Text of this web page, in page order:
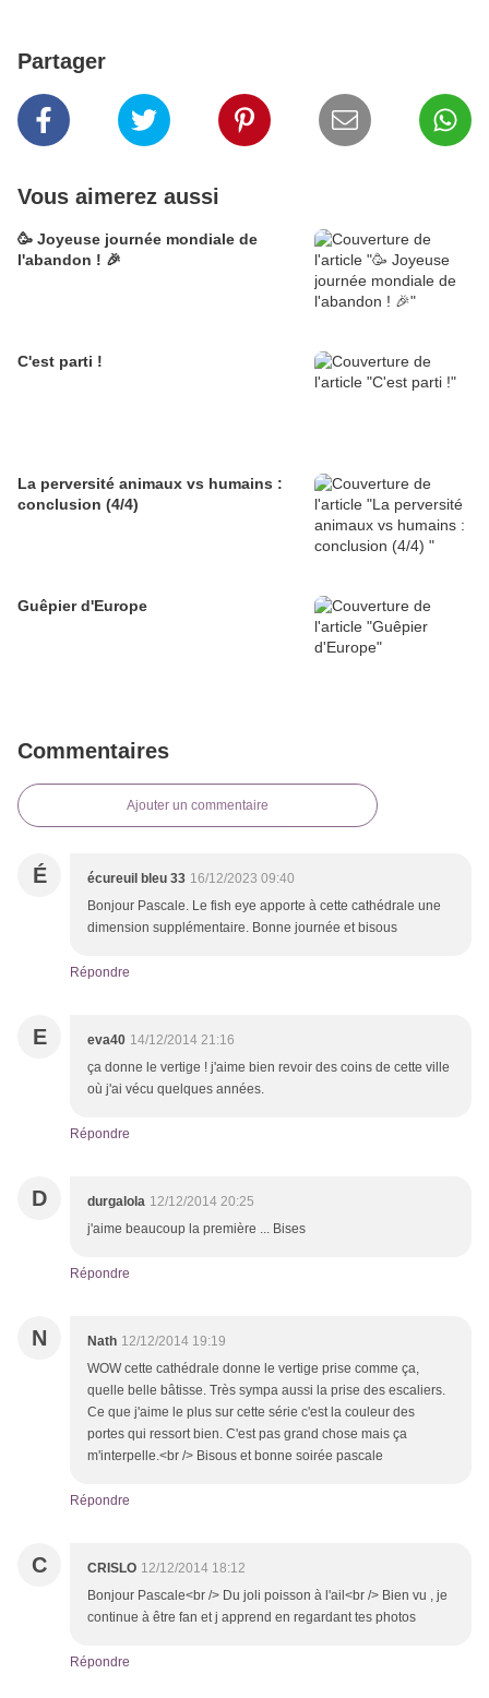
Partager
Vous aimerez aussi
🥳 Joyeuse journée mondiale de
l'abandon ! 🎉
C'est parti !
La perversité animaux vs humains :
conclusion (4/4)
Guêpier d'Europe
Commentaires
Ajouter un commentaire
É écureuil bleu 33 16/12/2023 09:40
Bonjour Pascale. Le fish eye apporte à cette cathédrale une
dimension supplémentaire. Bonne journée et bisous
Répondre
E eva40 14/12/2014 21:16
ça donne le vertige ! j'aime bien revoir des coins de cette ville
où j'ai vécu quelques années.
Répondre
D durgalola 12/12/2014 20:25
j'aime beaucoup la première ... Bises
Répondre
N Nath 12/12/2014 19:19
WOW cette cathédrale donne le vertige prise comme ça,
quelle belle bâtisse. Très sympa aussi la prise des escaliers.
Ce que j'aime le plus sur cette série c'est la couleur des
portes qui ressort bien. C'est pas grand chose mais ça
m'interpelle.<br /> Bisous et bonne soirée pascale
Répondre
C CRISLO 12/12/2014 18:12
Bonjour Pascale<br /> Du joli poisson à l'ail<br /> Bien vu , je
continue à être fan et j apprend en regardant tes photos
Répondre